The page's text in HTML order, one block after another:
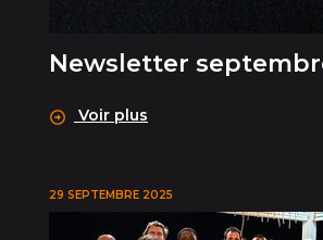
Newsletter
Voir plus
29 SEPTEMBRE 2025